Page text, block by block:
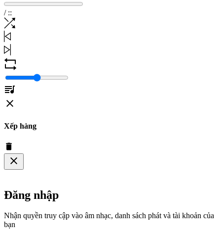
/ ::
Xếp hàng
Đăng nhập
Nhận quyền truy cập vào âm nhạc, danh sách phát và tài khoản của
bạn